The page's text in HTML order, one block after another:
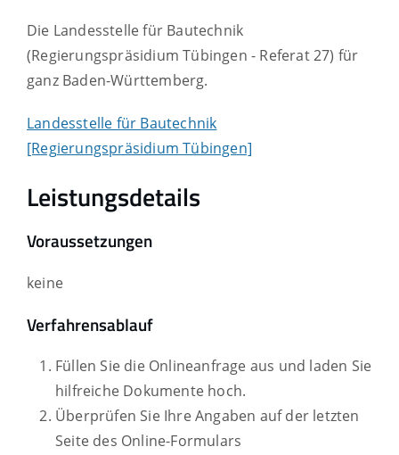
Die Landesstelle für Bautechnik
(Regierungspräsidium Tübingen - Referat 27) für
ganz Baden-Württemberg.
Landesstelle für Bautechnik
[Regierungspräsidium Tübingen]
Leistungsdetails
Voraussetzungen
keine
Verfahrensablauf
Füllen Sie die Onlineanfrage aus und laden Sie
hilfreiche Dokumente hoch.
Überprüfen Sie Ihre Angaben auf der letzten
Seite des Online-Formulars